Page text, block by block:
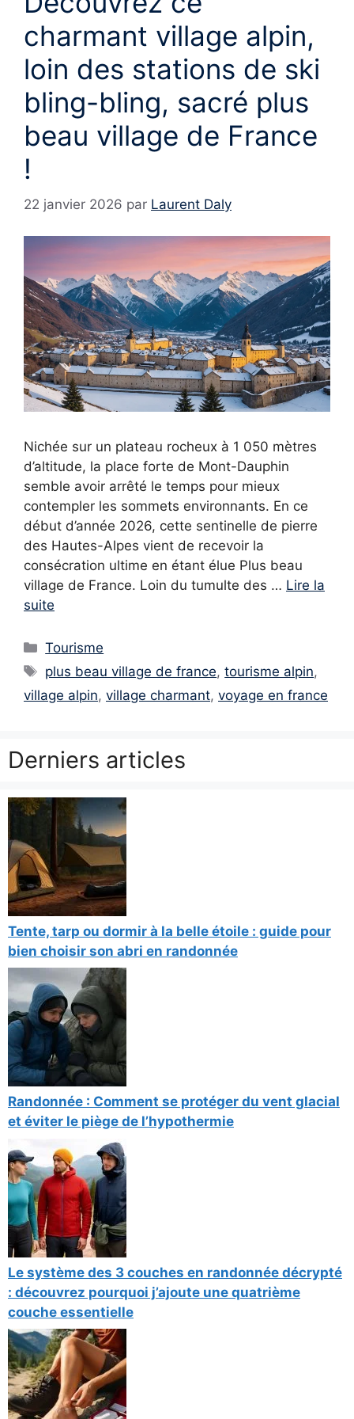
charmant village alpin,
loin des stations de ski
bling-bling, sacré plus
beau village de France
!
22 janvier 2026 par Laurent Daly
Nichée sur un plateau rocheux à 1 050 mètres
d’altitude, la place forte de Mont-Dauphin
semble avoir arrêté le temps pour mieux
contempler les sommets environnants. En ce
début d’année 2026, cette sentinelle de pierre
des Hautes-Alpes vient de recevoir la
consécration ultime en étant élue Plus beau
village de France. Loin du tumulte des … Lire la
suite
Catégories
Tourisme
Étiquettes
plus beau village de france,tourisme alpin,
village alpin, village charmant, voyage en france
Derniers articles
Tente, tarp ou dormir à la belle étoile : guide pour
bien choisir son abri en randonnée
Randonnée : Comment se protéger du vent glacial
et éviter le piège de l’hypothermie
Le système des 3 couches en randonnée décrypté
: découvrez pourquoi j’ajoute une quatrième
couche essentielle